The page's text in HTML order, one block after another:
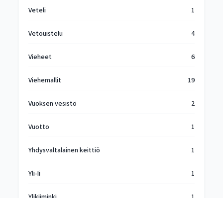
Veteli 1
Vetouistelu 4
Vieheet 6
Viehemallit 19
Vuoksen vesistö 2
Vuotto 1
Yhdysvaltalainen keittiö 1
Yli-Ii 1